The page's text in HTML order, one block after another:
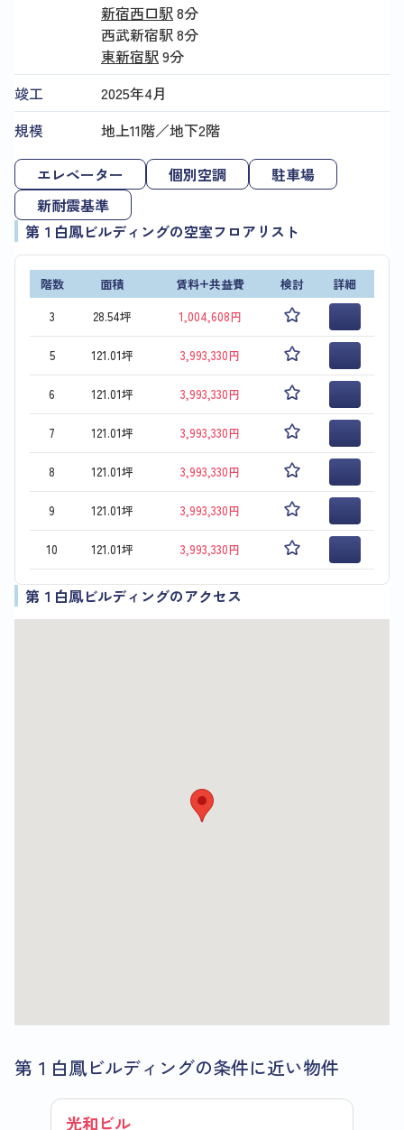
新宿西口駅8分
西武新宿駅8分
東新宿駅9分
竣工
2025年4月
規模
地上11階／地下2階
エレベーター 個別空調
駐車場
新耐震基準
第１白鳳ビルディングの空室フロアリスト
階数 面積 賃料+共益費 検討
詳細
3
28.54坪 1,004,608円
5 121.01坪 3,993,330円
6 121.01坪 3,993,330円
7 121.01坪 3,993,330円
8 121.01坪 3,993,330円
9 121.01坪 3,993,330円
10 121.01坪 3,993,330円
第１白鳳ビルディングのアクセス
第１白鳳ビルディングの条件に近い物件
光和ビル